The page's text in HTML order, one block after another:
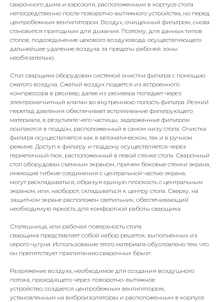
сварочного дыма и аэрозоля, расположенным в корпусе стола
непосредственно после поворотно-вытяжного устройства, но перед
центробежным вентилятором. Воздух, очищенный фильтром, снова
становится пригодным для дыхания. Поэтому, для данных типов
столов, подсоединение цехового воздуховода, осуществляющего
дальнейшее удаление воздуха за пределы рабочей зоны
необязательно.
Стол сварщика оборудован системой очистки фильтра с помощью
сжатого воздуха. Сжатый воздух подается из встроенного
компрессора в ресивер, далее из ресивера попадает через
электромагнитный клапан во внутреннюю полость фильтра. Резкий
перепад давления обеспечивает встряхивание фильтрующего
материала, в результате чего частицы, задержанные фильтром
осыпаются в поддон, расположенный в самом низу стола. Очистка
фильтра осуществляется как в автоматическом, так и в ручном
режиме. Доступ к фильтру и поддону осуществляется через
герметичный люк, расположенный в левой стенке стола. Сварочный
стол оборудован съемным экраном, причем боковые стенки экрана,
имеющие гибкие соединения с центральной частью экрана,
могут раскладываться, образуя единую плоскость с центральным
экраном, или, наоборот, складываться к центру стола. Сверху, на
защитном экране расположен светильник, обеспечивающий
необходимую яркость для комфортной работы сварщика.
Столешница, или рабочая поверхность стола
сварщика представляет собой набор решеток, выполненных из
серого чугуна. Использование этого материала обусловлено тем, что
он препятствует прилипанию сварочных брызг.
Разряжение воздуха, необходимое для создания воздушного
потока, проходящего через поворотно-вытяжное
устройство, создается центробежным вентилятором,
установленным на виброизоляторах и расположенным в корпусе